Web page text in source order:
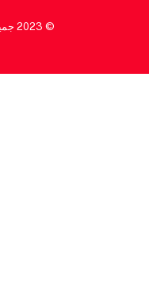
© 2023 جميع الحقوق محفوظة